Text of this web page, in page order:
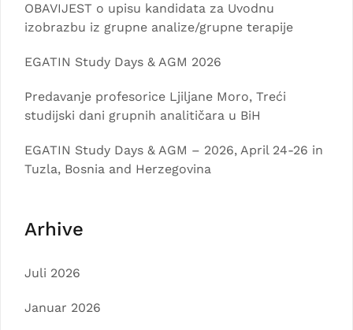
OBAVIJEST o upisu kandidata za Uvodnu
izobrazbu iz grupne analize/grupne terapije
EGATIN Study Days & AGM 2026
Predavanje profesorice Ljiljane Moro, Treći
studijski dani grupnih analitičara u BiH
EGATIN Study Days & AGM – 2026, April 24-26 in
Tuzla, Bosnia and Herzegovina
Arhive
Juli 2026
Januar 2026